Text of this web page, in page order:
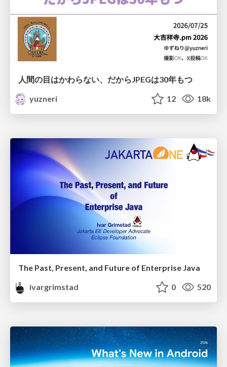
人間の目はかわらない、だからJPEGは30年もつ
yuzneri
12 18k
The Past, Present, and Future of Enterprise Java
ivargrimstad
0 520